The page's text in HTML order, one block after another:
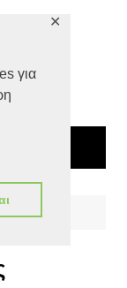
για
✕